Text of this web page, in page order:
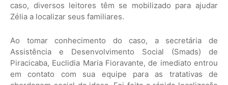
caso, diversos leitores têm se mobilizado para ajudar
Zélia a localizar seus familiares.
Ao tomar conhecimento do caso, a secretária de
Assistência e Desenvolvimento Social (Smads) de
Piracicaba, Euclidia Maria Fioravante, de imediato entrou
em contato com sua equipe para as tratativas de